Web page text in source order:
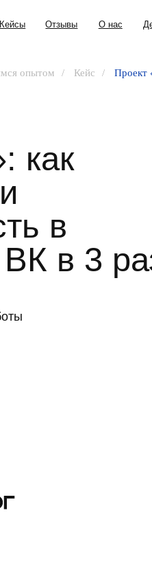
Отзывы О нас Делимся
опытом / Кейс / Проект
в
в 3 раза